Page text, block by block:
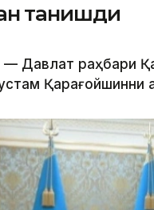
танишди
— Давлат раҳбари
Қарағойшинни